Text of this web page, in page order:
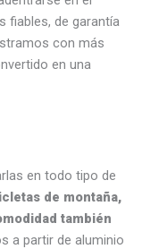
fiables, de garantía
con más
en una
en todo tipo de
de montaña,
también
a partir de aluminio